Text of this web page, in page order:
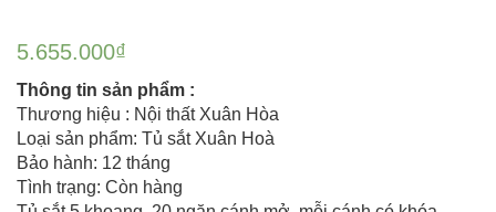
5.655.000₫
Thông tin sản phẩm :
Thương hiệu : Nội thất Xuân Hòa
Loại sản phẩm: Tủ sắt Xuân Hoà
Bảo hành: 12 tháng
Tình trạng: Còn hàng